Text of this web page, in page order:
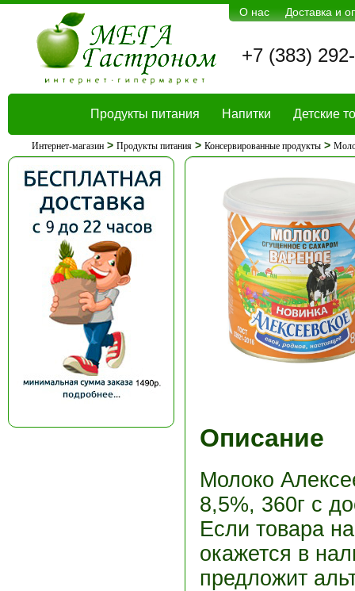
О нас Доставка и
+7 (383)
Продукты питания Напитки Детские
Интернет-магазин> Продукты питания> Консервированные продукты>
Описание
Молоко
8,5%, 360г с
Если товара
окажется в
предложит